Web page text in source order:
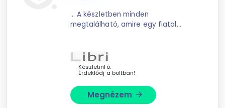
... A készletben minden
megtalálható, amire egy fiatal
kiegészítők igazán egyediek és
Készletinfó:
Érdeklődj a boltban!
Megnézem arrow_forward